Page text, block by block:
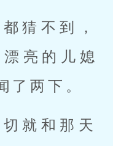
亮的儿媳
了两下。